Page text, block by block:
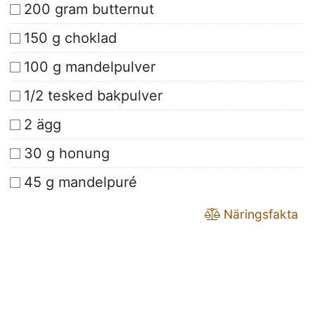
200 gram butternut
150 g choklad
100 g mandelpulver
1/2 tesked bakpulver
2 ägg
30 g honung
45 g mandelpuré
Näringsfakta